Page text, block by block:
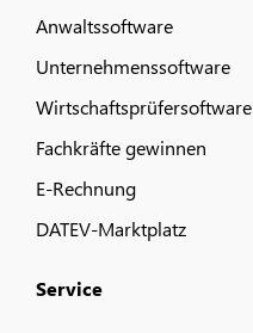
Anwaltssoftware
Unternehmenssoftware
Wirtschaftsprüfersoftware
Fachkräfte gewinnen
E-Rechnung
DATEV-Marktplatz
Service